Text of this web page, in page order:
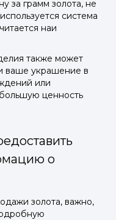
за грамм золота, не
система
наи
также может
ваше украшение в
или
ценность
о
золота, важно,